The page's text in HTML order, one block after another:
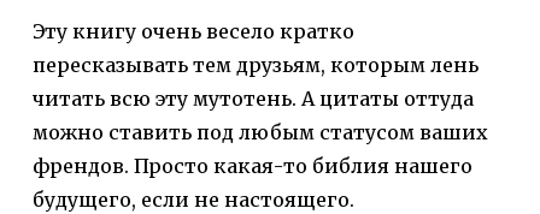
Эту книгу очень весело кратко
пересказывать тем друзьям, которым лень
читать всю эту мутотень. А цитаты оттуда
можно ставить под любым статусом ваших
френдов. Просто какая-то библия нашего
будущего, если не настоящего.